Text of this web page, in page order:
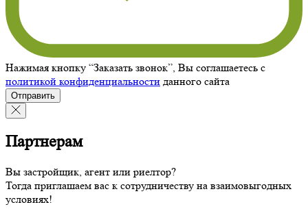
Нажимая кнопку “Заказать звонок”, Вы соглашаетесь с
политикой конфиденциальности данного сайта
Отправить
Партнерам
Вы застройщик, агент или риелтор?
Тогда приглашаем вас к сотрудничеству на взаимовыгодных
условиях!